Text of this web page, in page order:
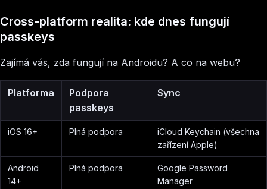
Cross-platform realita: kde dnes fungují
passkeys
Zajímá vás, zda fungují na Androidu? A co na webu?
Platforma
Podpora
passkeys
Sync
iOS 16+ Plná podpora
iCloud Keychain (všechna
zařízení Apple)
Android
14+
Plná podpora
Google Password
Manager